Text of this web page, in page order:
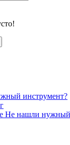
инструмент?
Не нашли